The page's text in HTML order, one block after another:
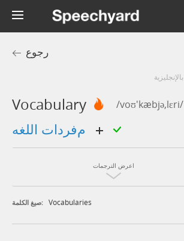
رجوع
Vocabulary /voʊ'kæbjə,lɛri/
اعرض الترجمات
صيغ الكلمة: Vocabularies